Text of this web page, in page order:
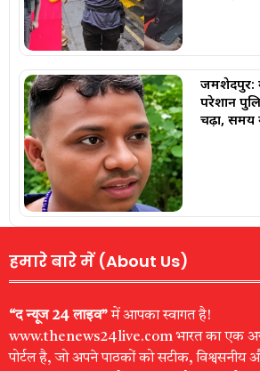
जमशेदपुर:
परेशान
चढ़ा, समय
हमारे बारे में (About Us)
“द न्यूज 24 लाइव”में आपका स्वागत है!
www.thenews24live.com भारत का एक
पोर्टल है, जो अपने पाठकों को सटीक, विश्वसनीय और